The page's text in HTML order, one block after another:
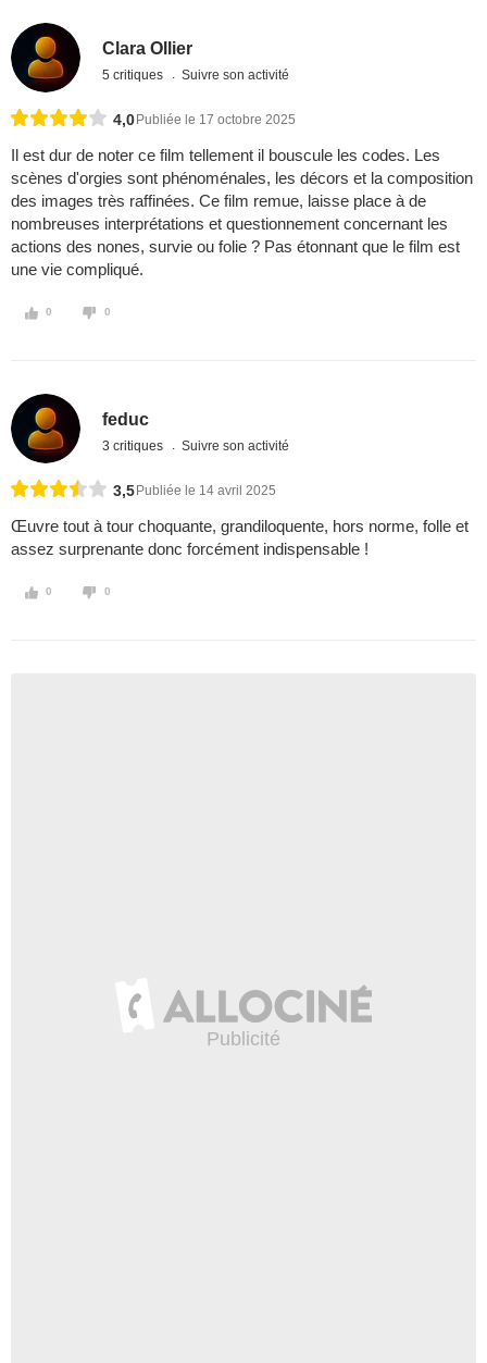
Clara Ollier
5 critiques Suivre son activité
4,0 Publiée le 17 octobre 2025
Il est dur de noter ce film tellement il bouscule les codes. Les
scènes d'orgies sont phénoménales, les décors et la composition
des images très raffinées. Ce film remue, laisse place à de
nombreuses interprétations et questionnement concernant les
actions des nones, survie ou folie ? Pas étonnant que le film est
une vie compliqué.
0 0
feduc
3 critiques Suivre son activité
3,5 Publiée le 14 avril 2025
Œuvre tout à tour choquante, grandiloquente, hors norme, folle et
assez surprenante donc forcément indispensable !
0 0